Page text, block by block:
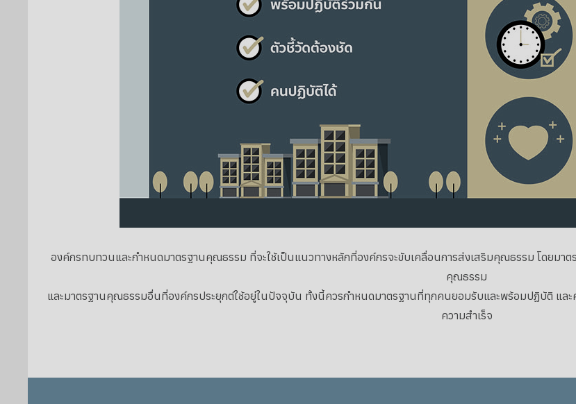
องค์กรทบทวนและกำหนดมาตรฐานคุณธรรม ที่จะใช้เป็นแนวทางหลักที่องค์กรจะขับเคลื่อนการส่งเสริมคุณธรรม โดย
คุณธรรม
และมาตรฐานคุณธรรมอื่นที่องค์กรประยุกต์ใช้อยู่ในปัจจุบัน ทั้งนี้ควรกำหนดมาตรฐานที่ทุกคนยอมรับและพร้อมปฏิบัติ แ
ความสำเร็จ